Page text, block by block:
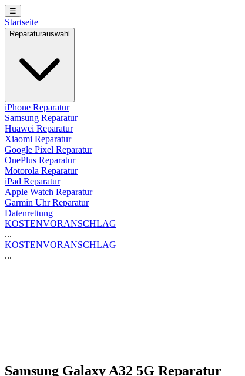
☰
Startseite
Reparaturauswahl
iPhone Reparatur
Samsung Reparatur
Huawei Reparatur
Xiaomi Reparatur
Google Pixel Reparatur
OnePlus Reparatur
Motorola Reparatur
iPad Reparatur
Apple Watch Reparatur
Garmin Uhr Reparatur
Datenrettung
KOSTENVORANSCHLAG
...
KOSTENVORANSCHLAG
...
Samsung Galaxy A32 5G Reparatur